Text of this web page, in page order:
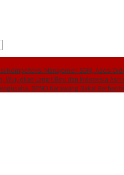
Kompetensi Manajemen SDM, Asesi
Wujudkan Langit Biru dan Indonesia Asri
DPMD Karawang Bakal